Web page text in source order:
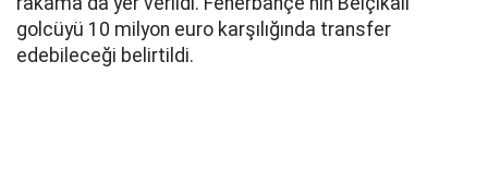
golcüyü 10 milyon euro karşılığında transfer
edebileceği belirtildi.